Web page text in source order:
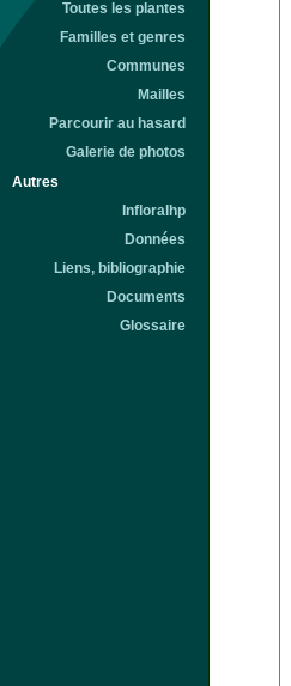
Toutes les plantes
Familles et genres
Communes
Mailles
Parcourir au hasard
Galerie de photos
Autres
Infloralhp
Données
Liens, bibliographie
Documents
Glossaire